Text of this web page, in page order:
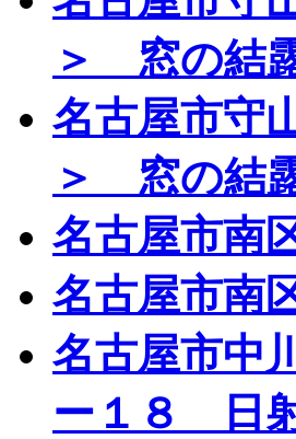
＞ 窓の結
名古屋市守
＞ 窓の結
名古屋市南
名古屋市南
名古屋市中
ー１８ 日